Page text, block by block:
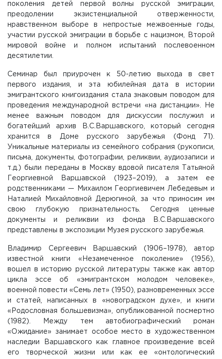
поколения детей первой волны русской эмиграции,
преодолении экзистенциальной отверженности,
нравственном выборе в непростые межвоенные годы,
участии русской эмиграции в борьбе с нацизмом, Второй
мировой войне и полном испытаний послевоенном
десятилетии.
Семинар был приурочен к 50-летию выхода в свет
первого издания, и эта юбилейная дата в истории
эмигрантского книгоиздания стала знаковым поводом для
проведения международной встречи «на дистанции». Не
менее важным поводом для дискуссии послужил и
богатейший архив В.С.Варшавского, который сегодня
хранится в Доме русского зарубежья (Фонд 71).
Уникальные материалы из семейного собрания (рукописи,
письма, документы, фотографии, реликвии, аудиозаписи и
т.д.) были переданы в Москву вдовой писателя Татьяной
Георгиевной Варшавской (1923–2019), а затем ее
родственниками — Михаилом Георгиевичем Лебедевым и
Наталией Михайловной Дерюгиной, за что приносим им
свою глубокую признательность. Сегодня ценные
документы и реликвии из фонда В.С.Варшавского
представлены в экспозиции Музея русского зарубежья.
Владимир Сергеевич Варшавский (1906–1978), автор
известной книги «Незамеченное поколение» (1956),
вошел в историю русской литературы также как автор
цикла эссе об «эмигрантском молодом человеке»,
военной повести «Семь лет» (1950), разновременных эссе
и статей, написанных в «новоградском духе», и книги
«Родословная большевизма», опубликованной посмертно
(1982). Между тем автобиографический роман
«Ожидание» занимает особое место в художественном
наследии Варшавского как главное произведение всей
его творческой жизни или как ее «онтологический